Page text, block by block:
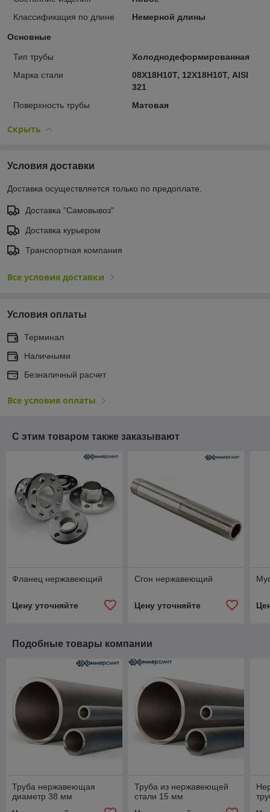
Классификация по длине
Немерной длины
Основные
Тип трубы
Холоднодеформированная
Марка стали
08Х18Н10Т, 12Х18Н10Т, AISI
321
Поверхность трубы
Матовая
Скрыть
Условия доставки
Доставка осуществляется только по предоплате.
Доставка "Самовывоз"
Доставка курьером
Транспортная компания
Все условия доставки
Условия оплаты
Терминал
Наличными
Безналичный расчет
Все условия оплаты
С этим товаром также заказывают
Фланец нержавеющий
Цену уточняйте
Сгон нержавеющий
Цену уточняйте
Подобные товары компании
Труба нержавеющая
диаметр 38 мм
Труба из нержавеющей
стали 15 мм